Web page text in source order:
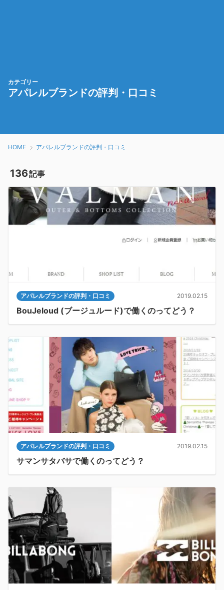
カテゴリー
アパレルブランドの評判・口コミ
HOME アパレルブランドの評判・口コミ
136記事
アパレルブランドの評判・口コミ 2019.02.15
BouJeloud (ブージュルード)で働くのってどう？
アパレルブランドの評判・口コミ 2019.02.15
サマンサタバサで働くのってどう？